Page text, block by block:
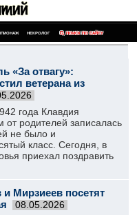
НЕКРОЛОГ ПОИСК ПО САЙТУ
«За отвагу»:
ветерана из
года Клавдия
от родителей записалась
не было и
класс. Сегодня, в
приехал поздравить
Мирзиеев посетят
08.05.2026